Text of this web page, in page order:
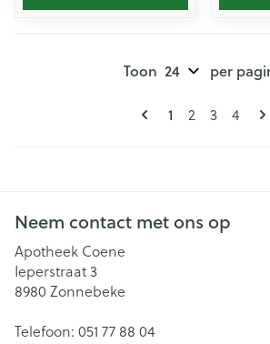
Pagina's
U lees
1 Pagina
2 Pagina
3 Pagina
4
Toon per
Neem contact met ons op
Apotheek Coene
Ieperstraat 3
8980 Zonnebeke
Telefoon: 051 77 88 04